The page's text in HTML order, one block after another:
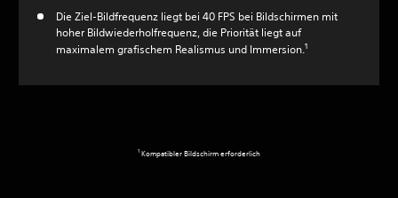
Die Ziel-Bildfrequenz liegt bei 40 FPS bei Bildschirmen mit
hoher Bildwiederholfrequenz, die Priorität liegt auf
maximalem grafischem Realismus und Immersion.1
1 Kompatibler Bildschirm erforderlich